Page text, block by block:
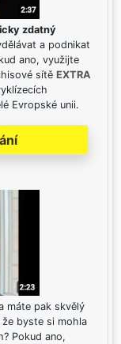
zdatný
a podnikat
ano, využijte
sítě EXTRA
Evropské unii.
máte pak skvělý
byste si mohla
Pokud ano,